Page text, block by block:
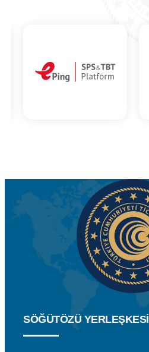
SÖĞÜTÖZÜ YERLEŞKESİ